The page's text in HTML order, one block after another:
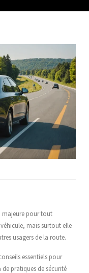
majeure pour tout
mais surtout elle
usagers de la route.
essentiels pour
pratiques de sécurité